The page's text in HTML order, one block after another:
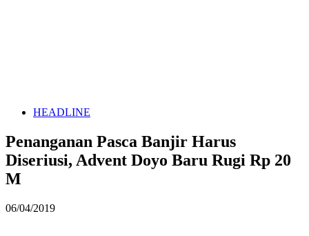
HEADLINE
Penanganan Pasca Banjir Harus
Diseriusi, Advent Doyo Baru Rugi Rp 20
M
06/04/2019